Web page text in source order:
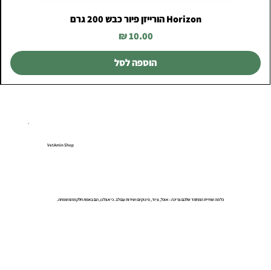
Horizon הורייזן פיור כבש 200 גרם
מחיר
הוספה לסל
VetAmin Shop
כל מה שחיית המחמד שלכם צריכה – אוכל, ציוד, פינוקים ושירות עם לב. כי אצלנו, הם באמת חלק מהמשפחה.